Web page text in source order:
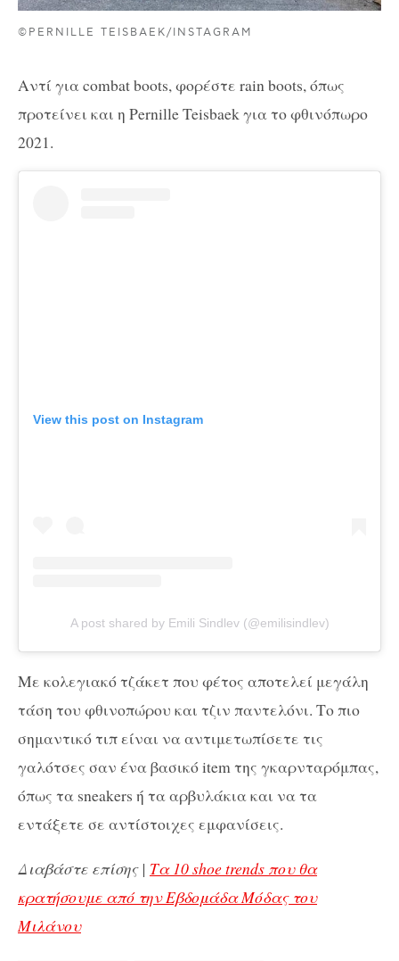
©PERNILLE TEISBAEK/INSTAGRAM
Αντί για combat boots, φορέστε rain boots, όπως
προτείνει και η Pernille Teisbaek για το φθινόπωρο
2021.
View this post on Instagram
A post shared by Emili Sindlev (@emilisindlev)
Με κολεγιακό τζάκετ που φέτος αποτελεί μεγάλη
τάση του φθινοπώρου και τζιν παντελόνι. Το πιο
σημαντικό τιπ είναι να αντιμετωπίσετε τις
γαλότσες σαν ένα βασικό item της γκαρνταρόμπας,
όπως τα sneakers ή τα αρβυλάκια και να τα
εντάξετε σε αντίστοιχες εμφανίσεις.
Διαβάστε επίσης | Τα 10 shoe trends που θα
κρατήσουμε από την Εβδομάδα Μόδας του
Μιλάνου